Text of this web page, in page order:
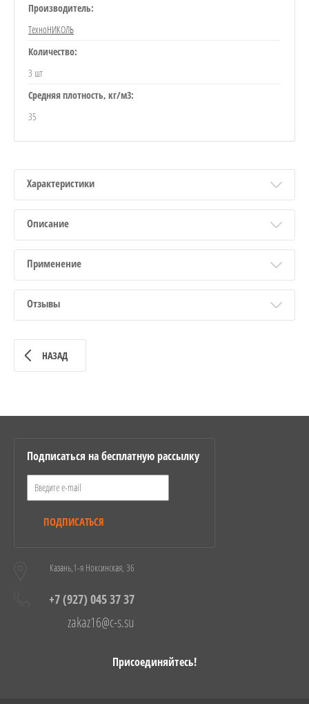
Производитель:
ТехноНИКОЛЬ
Количество:
3 шт
Средняя плотность, кг/м3:
35
Характеристики
Описание
Применение
Отзывы
НАЗАД
Подписаться на бесплатную рассылку
ПОДПИСАТЬСЯ
Казань,1-я Ноксинская, 36
+7 (927) 045 37 37
zakaz16@c-s.su
Присоединяйтесь!